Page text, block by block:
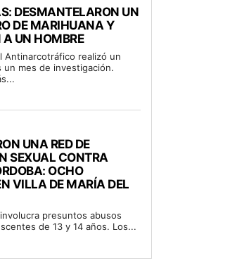
DESMANTELARON UN
DE MARIHUANA Y
A UN HOMBRE
Antinarcotráfico realizó un
un mes de investigación.
UNA RED DE
SEXUAL CONTRA
OCHO
VILLA DE MARÍA DEL
presuntos abusos
de 13 y 14 años. Los...